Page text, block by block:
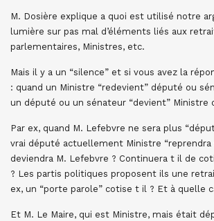
M. Dosière explique a quoi est utilisé notre
lumière sur pas mal d’éléments liés aux
parlementaires, Ministres, etc.
Mais il y a un “silence” et si vous avez la
: quand un Ministre “redevient” député ou
un député ou un sénateur “devient” Ministre
Par ex, quand M. Lefebvre ne sera plus
vrai député actuellement Ministre “reprendra
deviendra M. Lefebvre ? Continuera t il de
? Les partis politiques proposent ils une
ex, un “porte parole” cotise t il ? Et à quelle
Et M. Le Maire, qui est Ministre, mais était